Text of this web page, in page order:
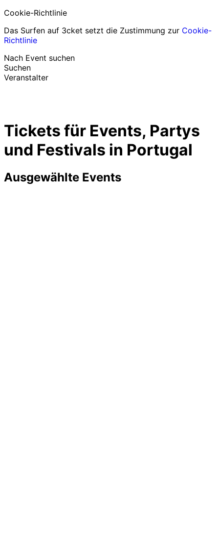
Cookie-Richtlinie
Das Surfen auf 3cket setzt die Zustimmung zur Cookie-
Richtlinie
Nach Event suchen
Suchen
Veranstalter
Hilfe für TeilnehmerIch habe mein Ticket verloren
LoginEvent bewerben
Tickets für Events, Partys
und Festivals in Portugal
Ausgewählte Events